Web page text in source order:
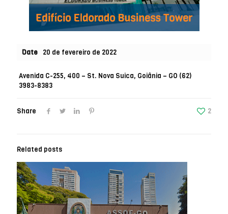
Date 20 de fevereiro de 2022
Avenida C-255, 400 – St. Nova Suica, Goiânia – GO (62)
3983-8383
Share 2
Related posts